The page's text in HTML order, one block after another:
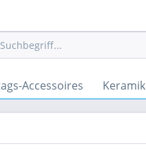
Accessoires Keramik